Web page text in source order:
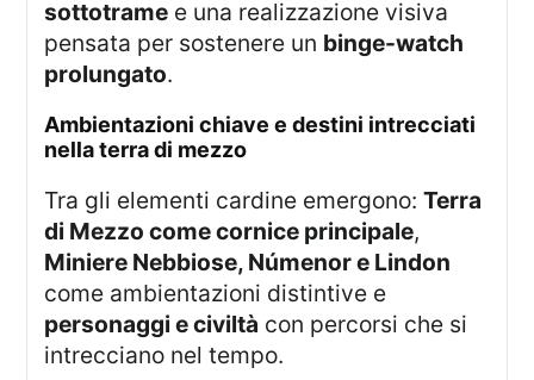
sottotrame e una realizzazione visiva
pensata per sostenere un binge-watch
prolungato.
ambientazioni chiave e destini intrecciati
nella terra di mezzo
Tra gli elementi cardine emergono:Terra
di Mezzo come cornice principale,
Miniere Nebbiose, Númenor e Lindon
come ambientazioni distintive e
personaggi e civiltà con percorsi che si
intrecciano nel tempo.